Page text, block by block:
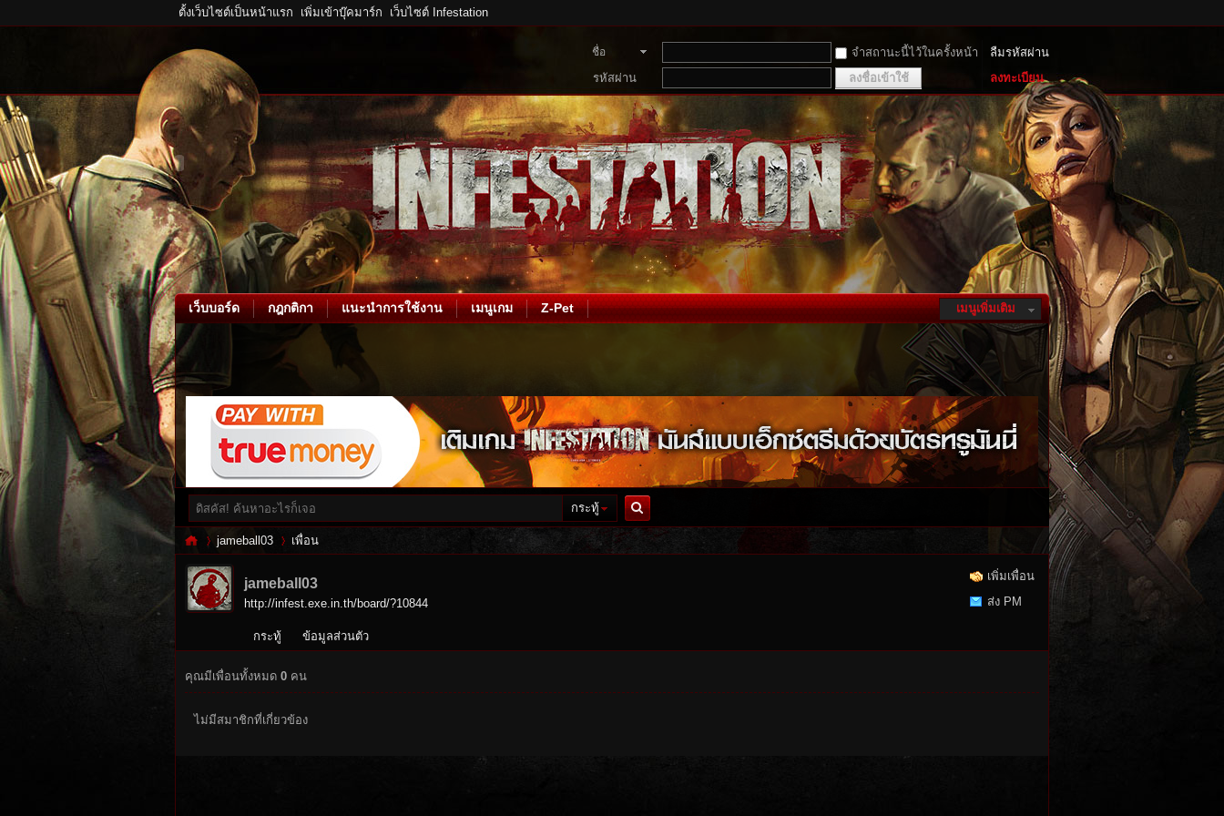
ตั้งเว็บไซต์เป็นหน้าแรก เพิ่มเข้าบุ๊คมาร์ก เว็บไซต์ Infestation
ชื่อ
สมาชิก
จำสถานะนี้ไว้ในครั้งหน้า
ลืมรหัสผ่าน
รหัสผ่าน
ลงชื่อเข้าใช้ ลงทะเบียน
เมนูเพิ่มเติม
เว็บบอร์ด กฎกติกา แนะนำการใช้งาน เมนูเกม Z-Pet
กระทู้
ค้นหา
jameball03 เพื่อน
เพิ่มเพื่อน
ส่ง PM
jameball03
http://infest.exe.in.th/board/?10844
กระทู้ ข้อมูลส่วนตัว
คุณมีเพื่อนทั้งหมด 0 คน
ไม่มีสมาชิกที่เกี่ยวข้อง